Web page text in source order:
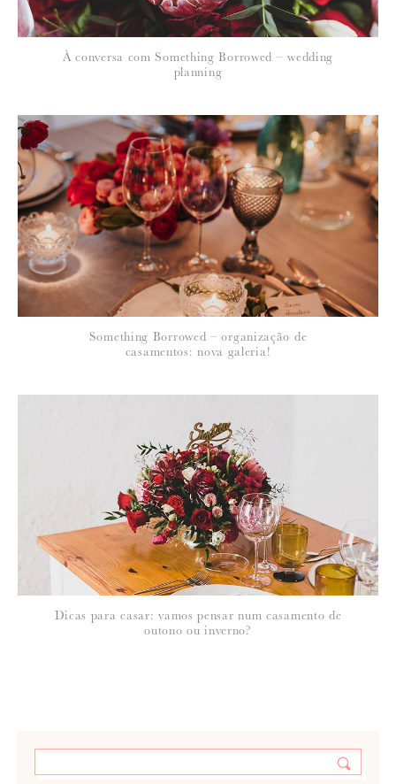
Para saber como tratamos e protegemos os seus dados, leia a nossa
política de privacidade
27 de Outubro de 2010
JOANAS
Thumbs up para a Teresa
À conversa com Something Borrowed – wedding
planning
Something Borrowed – organização de
casamentos: nova galeria!
Dicas para casar: vamos pensar num casamento de
outono ou inverno?